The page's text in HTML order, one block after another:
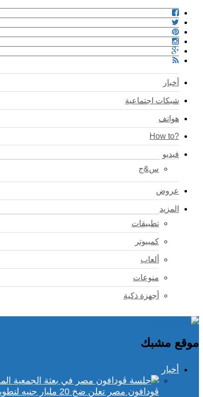
أخبار
شبكات اجتماعية
هواتف
?How to
فيديو
س&ج
عروض
المزيد
تطبيقات
كمبيوتر
ألعاب
منوعات
أجهزة ذكية
موقع مشبك
أخبار
ڤودافون مصر تعلن ضخ 20 مليار جنيه لتطوير البنية التحتية الرقمية